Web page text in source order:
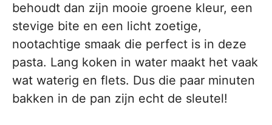
behoudt dan zijn mooie groene kleur, een
stevige bite en een licht zoetige,
nootachtige smaak die perfect is in deze
pasta. Lang koken in water maakt het vaak
wat waterig en flets. Dus die paar minuten
bakken in de pan zijn echt de sleutel!